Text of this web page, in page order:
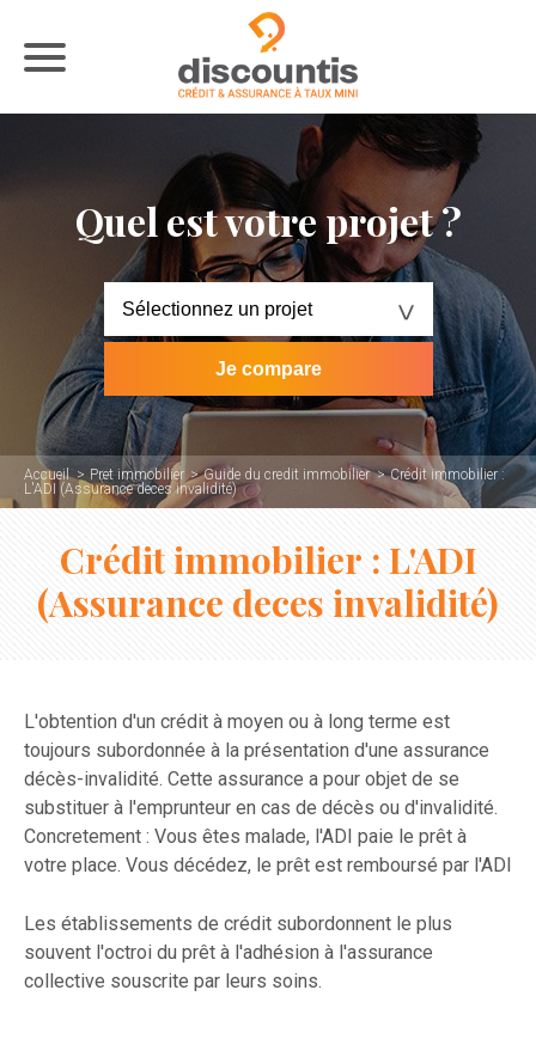
Quel est votre projet ?
Accueil Pret immobilier Guide du credit immobilier
Crédit immobilier :
L'ADI (Assurance deces invalidité)
Crédit immobilier : L'ADI
(Assurance deces invalidité)
L'obtention d'un crédit à moyen ou à long terme est
toujours subordonnée à la présentation d'une assurance
décès-invalidité. Cette assurance a pour objet de se
substituer à l'emprunteur en cas de décès ou d'invalidité.
Concretement : Vous êtes malade, l'ADI paie le prêt à
votre place. Vous décédez, le prêt est remboursé par l'ADI
Les établissements de crédit subordonnent le plus
souvent l'octroi du prêt à l'adhésion à l'assurance
collective souscrite par leurs soins.